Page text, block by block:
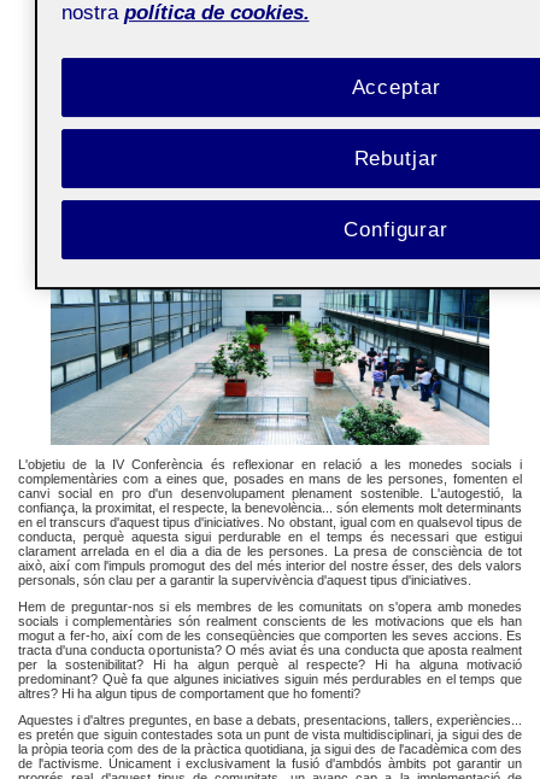
L'objetiu de la IV Conferència és reflexionar en relació a les monedes socials i
complementàries com a eines que, posades en mans de les persones, fomenten el
canvi social en pro d'un desenvolupament plenament sostenible. L'autogestió, la
confiança, la proximitat, el respecte, la benevolència... són elements molt determinants
en el transcurs d'aquest tipus d'iniciatives. No obstant, igual com en qualsevol tipus de
conducta, perquè aquesta sigui perdurable en el temps és necessari que estigui
clarament arrelada en el dia a dia de les persones. La presa de consciència de tot
això, així com l'impuls promogut des del més interior del nostre ésser, des dels valors
personals, són clau per a garantir la supervivència d'aquest tipus d'iniciatives.
Hem de preguntar-nos si els membres de les comunitats on s'opera amb monedes
socials i complementàries són realment conscients de les motivacions que els han
mogut a fer-ho, així com de les conseqüències que comporten les seves accions. Es
tracta d'una conducta oportunista? O més aviat és una conducta que aposta realment
per la sostenibilitat? Hi ha algun perquè al respecte? Hi ha alguna motivació
predominant? Què fa que algunes iniciatives siguin més perdurables en el temps que
altres? Hi ha algun tipus de comportament que ho fomenti?
Aquestes i d'altres preguntes, en base a debats, presentacions, tallers, experiències...
es pretén que siguin contestades sota un punt de vista multidisciplinari, ja sigui des de
la pròpia teoria com des de la pràctica quotidiana, ja sigui des de l'acadèmica com des
de l'activisme. Únicament i exclusivament la fusió d'ambdós àmbits pot garantir un
nostra política de cookies.
Rebutjar
Acceptar
Configurar